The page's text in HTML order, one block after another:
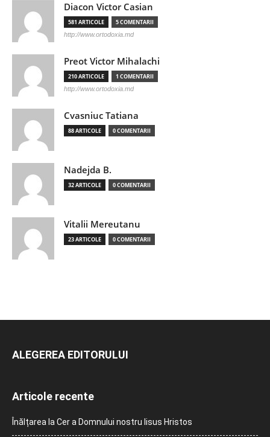
Diacon Victor Casian
581 ARTICOLE 5 COMENTARII
http://www.ortodoxia.md
Preot Victor Mihalachi
210 ARTICOLE 1 COMENTARII
http://www.ortodoxia.md
Cvasniuc Tatiana
88 ARTICOLE 0 COMENTARII
Nadejda B.
32 ARTICOLE 0 COMENTARII
Vitalii Mereutanu
23 ARTICOLE 0 COMENTARII
ALEGEREA EDITORULUI
Articole recente
Înălțarea la Cer a Domnului nostru Iisus Hristos